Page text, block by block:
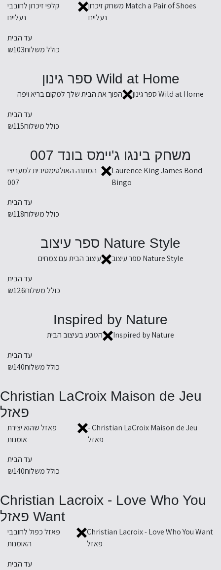
Match a Pair of Shoes משחק זיכרון
נעליים
קלפי זיכרון לחובבי
נעליים
עד הבית
כולל משלוח₪103
Wild at Home ספר גינון
Wild at Home ספר גינון
הפוך את הבית שלך למקום בריא ויפה
עד הבית
כולל משלוח₪115
משחק בינגו ג'יימס בונד 007
Laurence King James Bond
Bingo
המתנה האולטימטיבית למעריצי
007
עד הבית
כולל משלוח₪118
Nature Style ספר עיצוב
Nature Style ספר עיצוב
עיצוב הבית עם צמחים
עד הבית
כולל משלוח₪126
Inspired by Nature
Inspired by Nature
הטבע בעיצוב הבית
עד הבית
כולל משלוח₪140
Christian LaCroix Maison de Jeu
פאזל
Christian LaCroix Maison de Jeu -
פאזל
פאזל שהוא יצירת
אומנות
עד הבית
כולל משלוח₪140
Christian Lacroix - Love Who You
Want פאזל
Christian Lacroix - Love Who You Want
פאזל
פאזל כפול לחובבי
האומנות
עד הבית